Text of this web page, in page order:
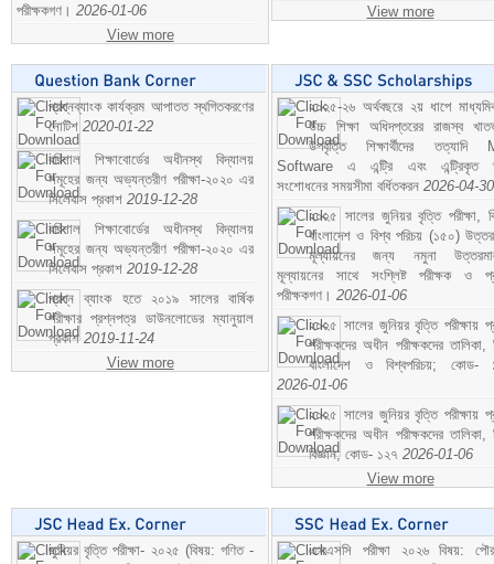
পরীক্ষকগণ। 2026-01-06
View more
View more
প্রশ্নব্যাংক কার্যক্রম আপাতত স্থগিতকরণের
নোটিশ 2020-01-22
বরিশাল শিক্ষাবোর্ডের অধীনস্থ বিদ্যালয়
সমূহের জন্য অভ্যন্তরীণ পরীক্ষা-২০২০ এর
সিলেবাস প্রকাশ 2019-12-28
বরিশাল শিক্ষাবোর্ডের অধীনস্থ বিদ্যালয়
সমূহের জন্য অভ্যন্তরীণ পরীক্ষা-২০২০ এর
সিলেবাস প্রকাশ 2019-12-28
প্রশ্ন ব্যাংক হতে ২০১৯ সালের বার্ষিক
পরীক্ষার প্রশ্নপত্র ডাউনলোডের ম্যানুয়াল
প্রকাশ 2019-11-24
View more
২০২৫-২৬ অর্থবছরে ২য় ধাপে
উচ্চ শিক্ষা অধিদপ্তরের রাজস্ব
উপবৃত্তি শিক্ষার্থীদের তত্যাদি
Software এ এন্ট্রি এবং এন্ট্রিকৃত
সংশোধনের সময়সীমা বর্ধিতকরন 2026-04-30
২০২৫ সালের জুনিয়র বৃত্তি পরীক্ষা,
বাংলাদেশ ও বিশ্ব পরিচয় (১৫০)
মূল্যায়নের জন্য নমুনা
মূল্যায়নের সাথে সংশ্লিষ্ট পরীক্ষক ও
পরীক্ষকগণ। 2026-01-06
২০২৫ সালের জুনিয়র বৃত্তি পরীক্ষায়
পরীক্ষকদের অধীন পরীক্ষকদের তালিকা,
বাংলাদেশ ও বিশ্বপরিচয়; কোড-
2026-01-06
২০২৫ সালের জুনিয়র বৃত্তি পরীক্ষায়
পরীক্ষকদের অধীন পরীক্ষকদের তালিকা,
বিজ্ঞান; কোড- ১২৭ 2026-01-06
View more
জুনিয়র বৃত্তি পরীক্ষা- ২০২৫ (বিষয়: গণিত -
এসএসসি পরীক্ষা ২০২৬ বিষয়: